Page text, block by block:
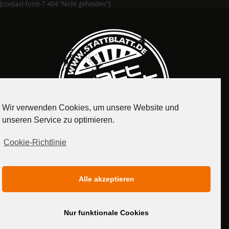
[contact-form-7 404 "Nicht gefunden"]
MEDIADATEN
Wir verwenden Cookies, um unsere Website und
unseren Service zu optimieren.
Cookie-Richtlinie
Alle akzeptieren
Nur funktionale Cookies